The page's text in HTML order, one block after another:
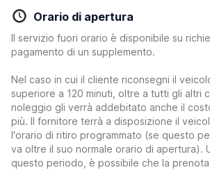
Orario di apertura
Il servizio fuori orario è disponibile su
pagamento di un supplemento.
Nel caso in cui il cliente riconsegni il
superiore a 120 minuti, oltre a tutti gli altri
noleggio gli verrà addebitato anche il
più. Il fornitore terrà a disposizione il
l'orario di ritiro programmato (se questo
va oltre il suo normale orario di apertura).
questo periodo, è possibile che la